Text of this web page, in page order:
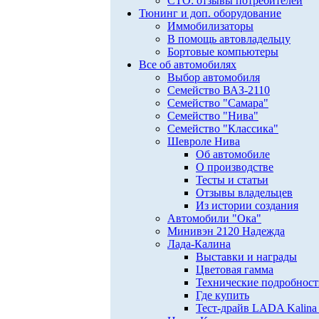
Тюнинг и доп. оборудование
Иммобилизаторы
В помощь автовладельцу
Бортовые компьютеры
Все об автомобилях
Выбор автомобиля
Семейство ВАЗ-2110
Семейство "Самара"
Семейство "Нива"
Семейство "Классика"
Шевроле Нива
Об автомобиле
О производстве
Тесты и статьи
Отзывы владельцев
Из истории создания
Автомобили "Ока"
Минивэн 2120 Надежда
Лада-Калина
Выставки и награды
Цветовая гамма
Технические
Где купить
Тест-драйв LADA Kalina